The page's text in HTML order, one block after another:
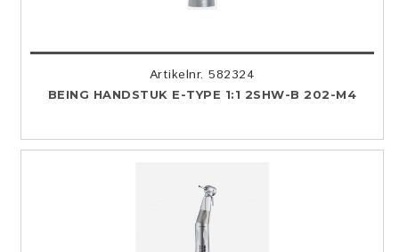
Artikelnr. 582324
BEING HANDSTUK E-TYPE 1:1 2SHW-B 202-M4